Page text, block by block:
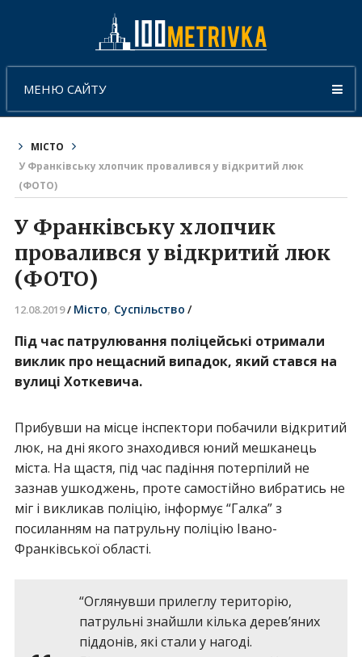
МЕНЮ САЙТУ
МІСТО
У Франківську хлопчик провалився у відкритий люк
(ФОТО)
У Франківську хлопчик
провалився у відкритий люк
(ФОТО)
12.08.2019/ Місто, Суспільство /
Під час патрулювання поліцейські отримали
виклик про нещасний випадок, який стався на
вулиці Хоткевича.
Прибувши на місце інспектори побачили відкритий
люк, на дні якого знаходився юний мешканець
міста. На щастя, під час падіння потерпілий не
зазнав ушкоджень, проте самостійно вибратись не
міг і викликав поліцію, інформує “Галка” з
посиланням на патрульну поліцію Івано-
Франківської області.
“Оглянувши прилеглу територію,
патрульні знайшли кілька дерев’яних
піддонів, які стали у нагоді.